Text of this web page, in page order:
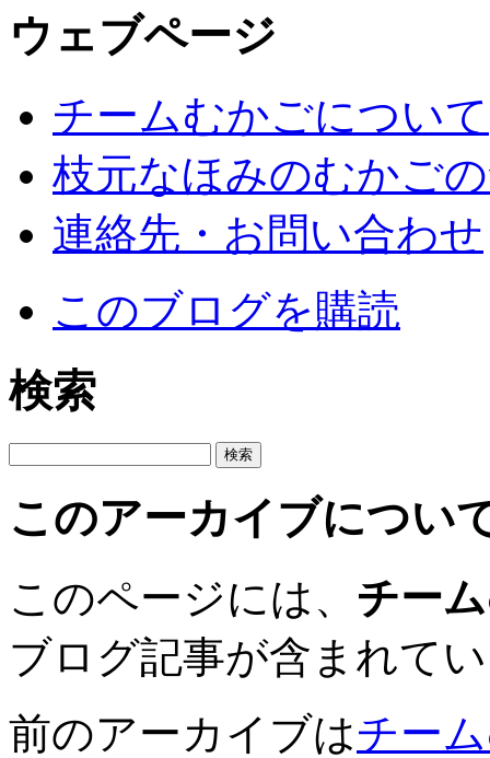
ウェブページ
チームむかごについて
枝元なほみのむかご
連絡先・お問い合わせ
このブログを購読
検索
このアーカイブについ
このページには、 チー
ブログ記事が含まれて
前のアーカイブはチー